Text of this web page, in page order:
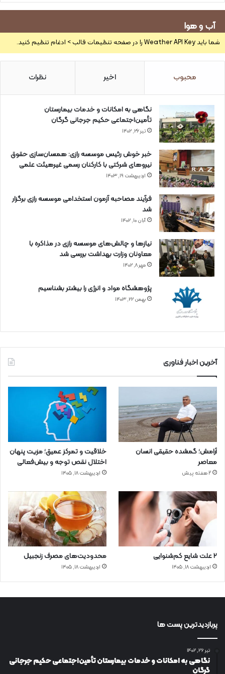
آب و هوا
شما باید Weather API Key را در صفحه تنظیمات قالب > ادغام تنظیم کنید.
محبوب اخیر نظرات
نگاهی به امکانات و خدمات بیمارستان
تأمین‌اجتماعی حکیم جرجانی گرگان
تیر ۲۶, ۱۴۰۲
خبر خوش رئیس موسسه رازی: همسان‌سازی حقوق
نیروهای شرکتی با کارکنان رسمی غیرهیئت علمی
اردیبهشت ۱۹, ۱۴۰۳
فرآیند مصاحبه آزمون استخدامی موسسه رازی برگزار
شد
آبان ۱۰, ۱۴۰۲
نیازها و چالش‌های موسسه رازی در مذاکره با
معاونان وزارت بهداشت بررسی شد
مهر ۸, ۱۴۰۲
پژوهشگاه مواد و انرژی را بیشتر بشناسیم
بهمن ۲۲, ۱۴۰۳
آخرین اخبار فناوری
آرامش؛ گمشده حقیقی انسان
معاصر
2 هفته پیش
خلاقیت و تمرکز عمیق؛ مزیت پنهان
اختلال نقص توجه و بیش‌فعالی
اردیبهشت ۱۸, ۱۴۰۵
۲ علت شایع‌ کم‌شنوایی
اردیبهشت ۱۸, ۱۴۰۵
محدودیت‌های مصرف زنجبیل
اردیبهشت ۱۸, ۱۴۰۵
پربازدیدترین پست ها
تیر ۲۶, ۱۴۰۲
نگاهی به امکانات و خدمات بیمارستان تأمین‌اجتماعی حکیم جرجانی
گرگان